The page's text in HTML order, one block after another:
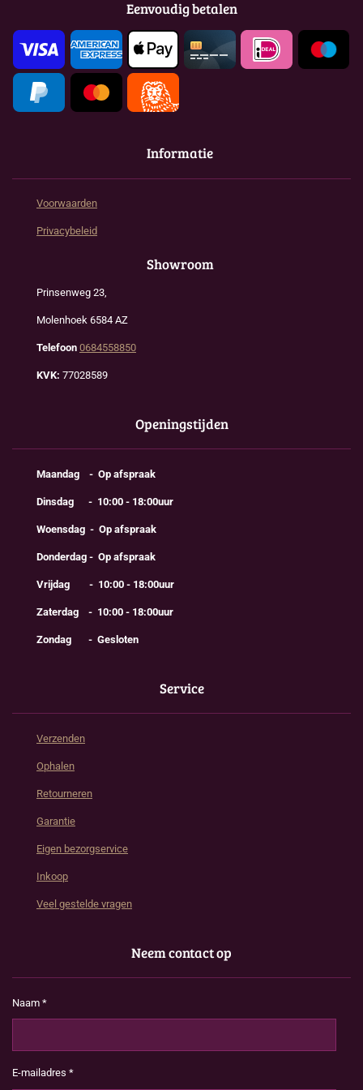
o
k
r
a
m
p
p
Eenvoudig betalen
Informatie
Voorwaarden
Privacybeleid
Showroom
Prinsenweg 23,
Molenhoek 6584 AZ
Telefoon 0684558850
KVK: 77028589
Openingstijden
Maandag - Op afspraak
Dinsdag - 10:00 - 18:00uur
Woensdag - Op afspraak
Donderdag - Op afspraak
Vrijdag - 10:00 - 18:00uur
Zaterdag - 10:00 - 18:00uur
Zondag - Gesloten
Service
Verzenden
Ophalen
Retourneren
Garantie
Eigen bezorgservice
Inkoop
Veel gestelde vragen
Neem contact op
Naam *
E-mailadres *